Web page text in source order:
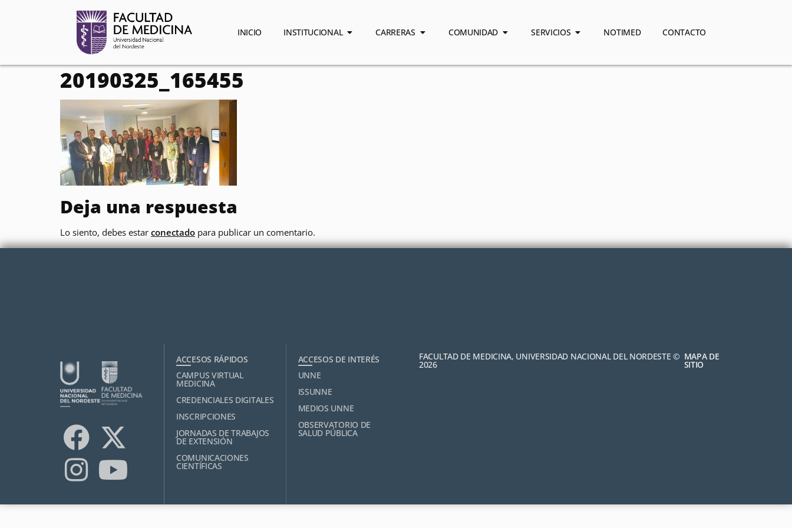
INICIO INSTITUCIONAL CARRERAS COMUNIDAD SERVICIOS NOTIMED CONTACTO
20190325_165455
Deja una respuesta
Lo siento, debes estar conectado para publicar un comentario.
ACCESOS RÁPIDOS
CAMPUS VIRTUAL
MEDICINA
CREDENCIALES DIGITALES
INSCRIPCIONES
JORNADAS DE TRABAJOS
DE EXTENSIÓN
COMUNICACIONES
CIENTÍFICAS
ACCESOS DE INTERÉS
UNNE
ISSUNNE
MEDIOS UNNE
OBSERVATORIO DE
SALUD PÚBLICA
FACULTAD DE MEDICINA, UNIVERSIDAD NACIONAL DEL NORDESTE ©
2026
MAPA DE
SITIO